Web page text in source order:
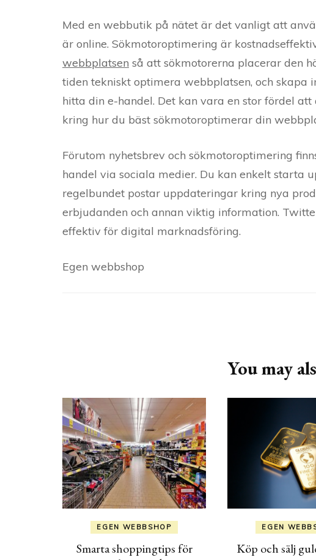
Med en webbutik på nätet är det vanligt att
är online. Sökmotoroptimering är
webbplatsen så att sökmotorerna placerar den
tiden tekniskt optimera webbplatsen, och skapa
hitta din e-handel. Det kan vara en stor fördel
kring hur du bäst sökmotoroptimerar din
Förutom nyhetsbrev och sökmotoroptimering
handel via sociala medier. Du kan enkelt starta
regelbundet postar uppdateringar kring nya
erbjudanden och annan viktig information.
effektiv för digital marknadsföring.
Egen webbshop
You may
EGEN WEBBSHOP
Smarta shoppingtips för
EGEN
Köp och sälj